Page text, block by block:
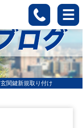
玄関鍵新規取り付け